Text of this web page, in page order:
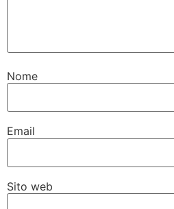
Nome
Email
Sito web